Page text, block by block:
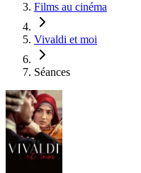
Films au cinéma
Vivaldi et moi
Séances